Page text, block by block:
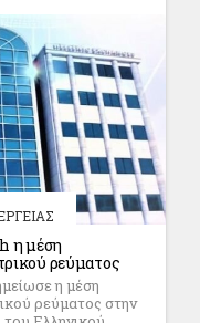
η μέση
ρεύματος
η μέση
ρεύματος στην